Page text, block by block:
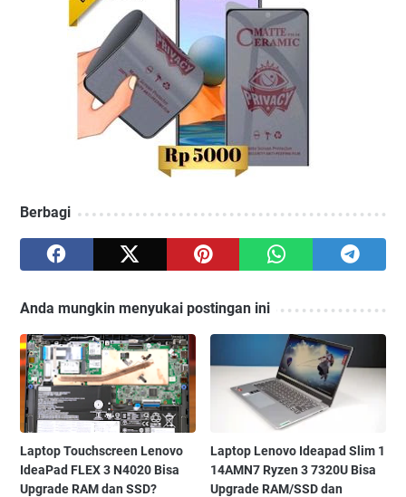
Berbagi
Anda mungkin menyukai postingan ini
Laptop Touchscreen Lenovo
IdeaPad FLEX 3 N4020 Bisa
Upgrade RAM dan SSD?
Laptop Lenovo Ideapad Slim 1
14AMN7 Ryzen 3 7320U Bisa
Upgrade RAM/SSD dan